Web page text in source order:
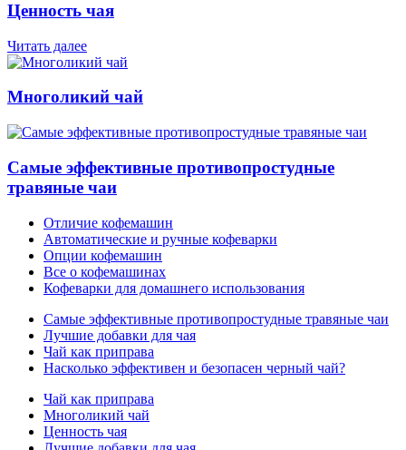
Ценность чая
Читать далее
Многоликий чай
Самые эффективные противопростудные
травяные чаи
Отличие кофемашин
Автоматические и ручные кофеварки
Опции кофемашин
Все о кофемашинах
Кофеварки для домашнего использования
Самые эффективные противопростудные травяные чаи
Лучшие добавки для чая
Чай как приправа
Насколько эффективен и безопасен черный чай?
Чай как приправа
Многоликий чай
Ценность чая